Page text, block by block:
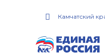
Камчатский